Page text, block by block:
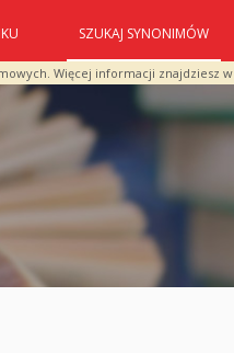
Więcej informacji znajdziesz w
SZUKAJ SYNONIMÓW